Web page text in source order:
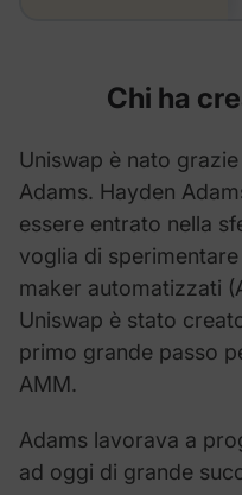
Chi ha
Uniswap è nato
Adams. Hayden
essere entrato nella
voglia di
maker automatizzati
Uniswap è stato
primo grande passo
AMM.
Adams lavorava a
ad oggi di grande